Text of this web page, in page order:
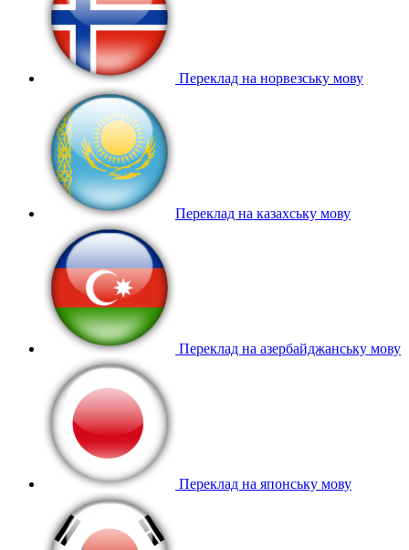
Переклад на норвезську мову
Переклад на казахську мову
Переклад на азербайджанську мову
Переклад на японську мову